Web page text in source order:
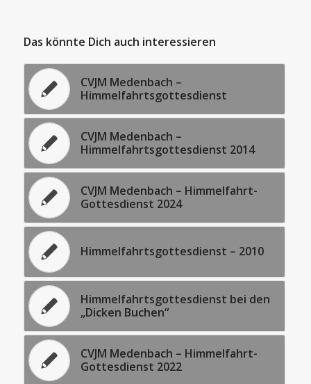
Das könnte Dich auch interessieren
CVJM Medenbach –
Himmelfahrtsgottesdienst
CVJM Medenbach –
Himmelfahrtsgottesdienst 2014
CVJM Medenbach – Himmelfahrt-
Gottesdienst 2024
Himmelfahrtsgottesdienst – 2010
Himmelfahrtsgottesdienst bei den
„Dicken Buchen“
CVJM Medenbach – Himmelfahrt-
Gottesdienst 2022